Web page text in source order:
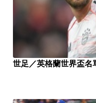
世足／英格蘭世界盃名